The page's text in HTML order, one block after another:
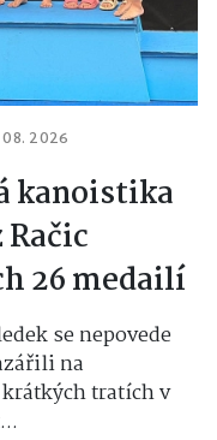
2026
kanoistika
26 medailí
se nepovede
na
tratích v